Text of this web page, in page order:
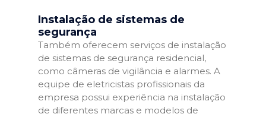
Instalação de sistemas de
segurança
Também oferecem serviços de instalação
de sistemas de segurança residencial,
como câmeras de vigilância e alarmes. A
equipe de eletricistas profissionais da
empresa possui experiência na instalação
de diferentes marcas e modelos de